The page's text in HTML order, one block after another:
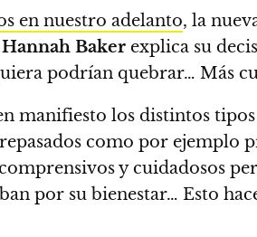
en nuestro adelanto, la
Hannah Baker explica su
podrían quebrar… Más
manifiesto los distintos tipos
como por ejemplo
y cuidadosos
por su bienestar… Esto